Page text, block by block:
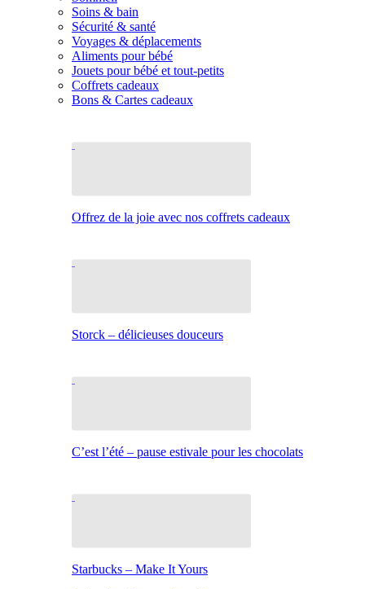
Soins & bain
Sécurité & santé
Voyages & déplacements
Aliments pour bébé
Jouets pour bébé et tout-petits
Coffrets cadeaux
Bons & Cartes cadeaux
Offrez de la joie avec nos coffrets cadeaux
Storck – délicieuses douceurs
C’est l’été – pause estivale pour les chocolats
Starbucks – Make It Yours